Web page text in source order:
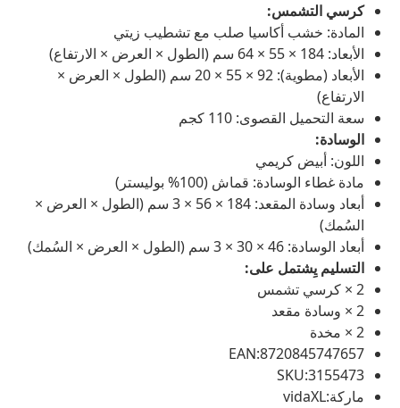
كرسي التشمس:
المادة: خشب أكاسيا صلب مع تشطيب زيتي
الأبعاد: 184 × 55 × 64 سم (الطول × العرض × الارتفاع)
الأبعاد (مطوية): 92 × 55 × 20 سم (الطول × العرض ×
الارتفاع)
سعة التحميل القصوى: 110 كجم
الوسادة:
اللون: أبيض كريمي
مادة غطاء الوسادة: قماش (100% بوليستر)
أبعاد وسادة المقعد: 184 × 56 × 3 سم (الطول × العرض ×
السُمك)
أبعاد الوسادة: 46 × 30 × 3 سم (الطول × العرض × السُمك)
التسليم يِشتمل على:
2 × كرسي تشمس
2 × وسادة مقعد
2 × مخدة
EAN:8720845747657
SKU:3155473
ماركة:vidaXL